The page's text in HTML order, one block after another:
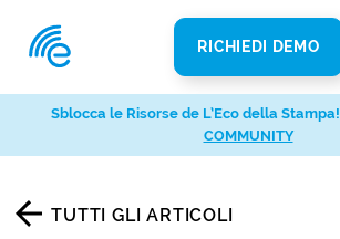
RICHIEDI DEMO
TUTTI GLI ARTICOLI
Sblocca le Risorse de L’Eco della Stampa!
COMMUNITY